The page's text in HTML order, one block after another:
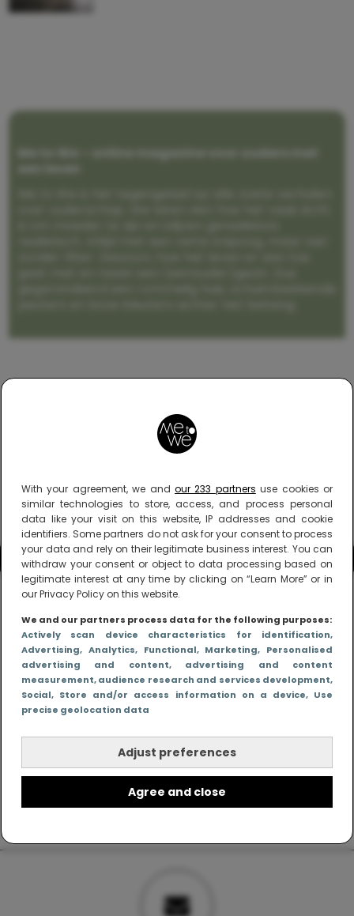
With your agreement, we and our 233 partners use cookies or
similar technologies to store, access, and process personal
data like your visit on this website, IP addresses and cookie
identifiers. Some partners do not ask for your consent to process
your data and rely on their legitimate business interest. You can
withdraw your consent or object to data processing based on
legitimate interest at any time by clicking on “Learn More” or in
our Privacy Policy on this website.
We and our partners process data for the following purposes:
Actively scan device characteristics for identification,
Advertising, Analytics, Functional, Marketing, Personalised
advertising and content, advertising and content
measurement, audience research and services development,
Social, Store and/or access information on a device, Use
precise geolocation data
Adjust preferences
Agree and close
Me to We – online magazine voor ouders met